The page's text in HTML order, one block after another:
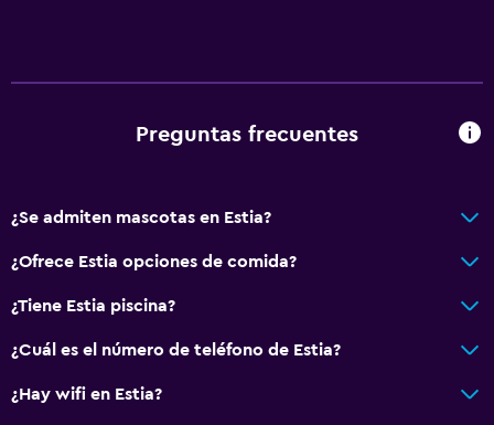
Preguntas frecuentes
¿Se admiten mascotas en Estia?
¿Ofrece Estia opciones de comida?
¿Tiene Estia piscina?
¿Cuál es el número de teléfono de Estia?
¿Hay wifi en Estia?